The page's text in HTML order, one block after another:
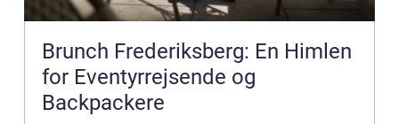
Brunch Frederiksberg: En Himlen
for Eventyrrejsende og
Backpackere